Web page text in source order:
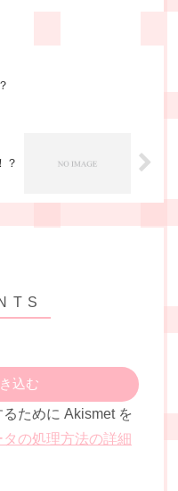
？
込む
ために Akismet を
タの処理方法の詳細